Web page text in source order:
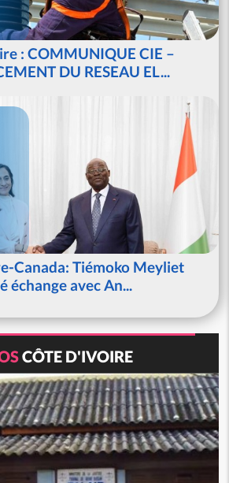
: COMMUNIQUE CIE –
DU RESEAU EL...
Canada: Tiémoko Meyliet
échange avec An...
CÔTE D'IVOIRE